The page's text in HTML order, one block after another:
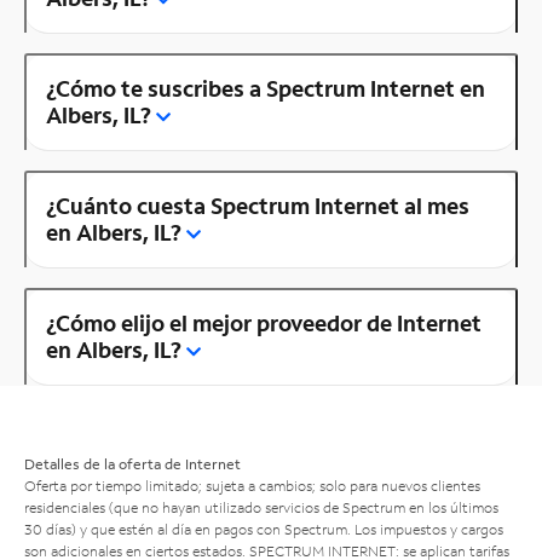
¿Cómo te suscribes a Spectrum Internet en
Albers, IL?
¿Cuánto cuesta Spectrum Internet al mes
en Albers, IL?
¿Cómo elijo el mejor proveedor de Internet
en Albers, IL?
Detalles de la oferta de Internet
Oferta por tiempo limitado; sujeta a cambios; solo para nuevos clientes
residenciales (que no hayan utilizado servicios de Spectrum en los últimos
30 días) y que estén al día en pagos con Spectrum. Los impuestos y cargos
son adicionales en ciertos estados. SPECTRUM INTERNET: se aplican tarifas